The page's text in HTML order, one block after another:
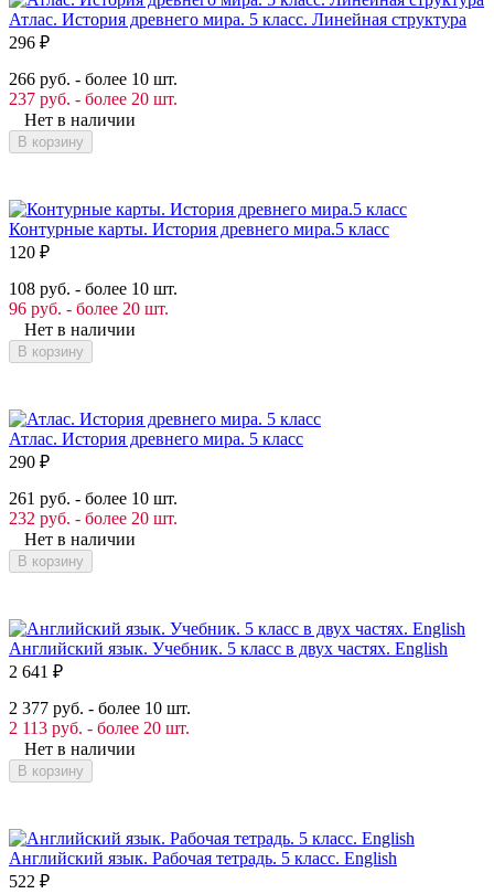
Атлас. История древнего мира. 5 класс. Линейная структура
296 ₽
266 руб. - более 10 шт.
237 руб. - более 20 шт.
Нет в наличии
В корзину
Контурные карты. История древнего мира.5 класс
120 ₽
108 руб. - более 10 шт.
96 руб. - более 20 шт.
Нет в наличии
В корзину
Атлас. История древнего мира. 5 класс
290 ₽
261 руб. - более 10 шт.
232 руб. - более 20 шт.
Нет в наличии
В корзину
Английский язык. Учебник. 5 класс в двух частях. English
2 641 ₽
2 377 руб. - более 10 шт.
2 113 руб. - более 20 шт.
Нет в наличии
В корзину
Английский язык. Рабочая тетрадь. 5 класс. English
522 ₽